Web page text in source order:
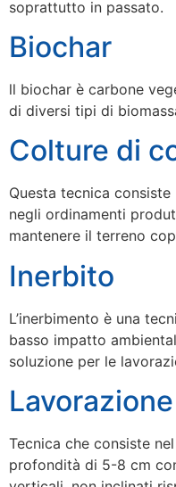
soprattutto in passato.
Biochar
ll biochar è carbone
di diversi tipi di
Colture di
Questa tecnica consiste
negli ordinamenti
mantenere il terreno
Inerbito
L’inerbimento è una
basso impatto
soluzione per le
Tecnica che consiste
profondità di 5-8 cm